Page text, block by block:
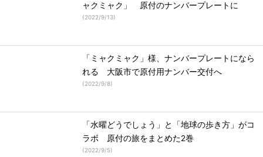
ャクミャク」 原付のナンバープレートに
(2022/9/13)
「ミャクミャク」様、ナンバープレートになら
れる 大阪市で原付用ナンバー交付へ
(2022/9/8)
「水曜どうでしょう」と「地球の歩き方」がコ
ラボ 原付の旅をまとめた2巻
(2022/9/5)